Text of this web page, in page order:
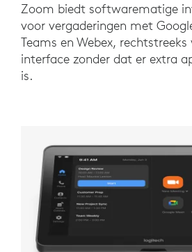
Zoom biedt softwarematige
voor vergaderingen met
Teams en Webex,
interface zonder dat er extra
is.